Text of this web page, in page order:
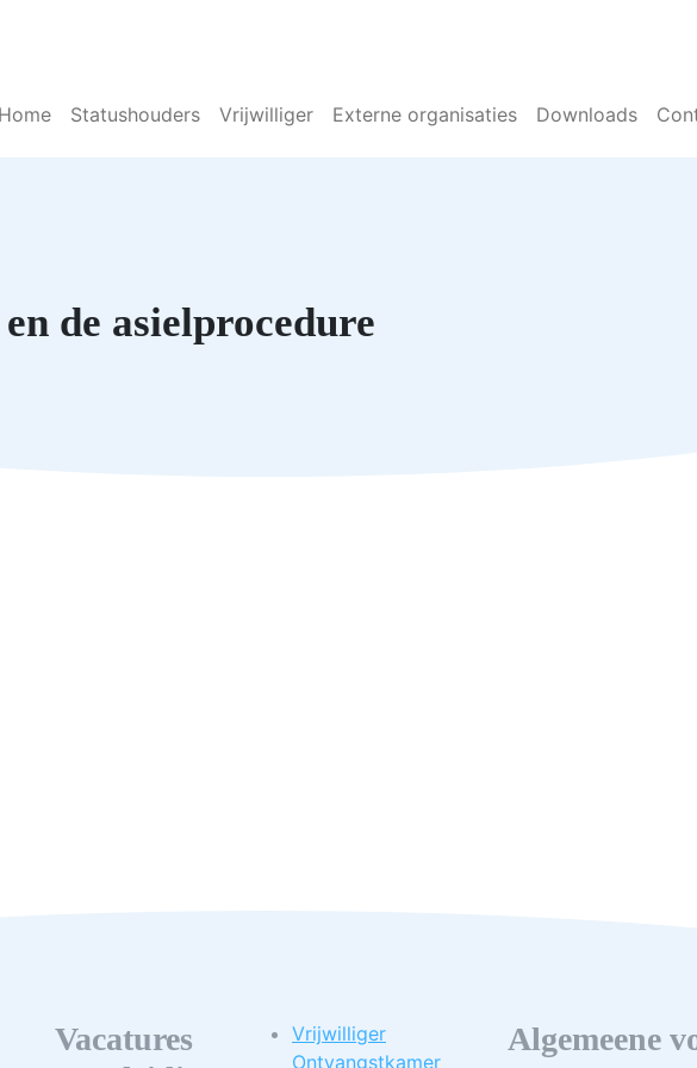
Home Statushouders Vrijwilliger Externe organisaties Downloads
de asielprocedure
Vacatures
Vrijwilliger
Ontvangstkamer
Algemeene